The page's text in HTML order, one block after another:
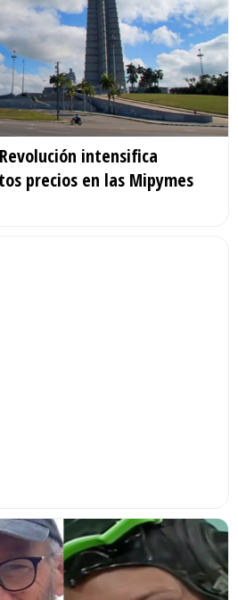
intensifica
precios en las Mipymes